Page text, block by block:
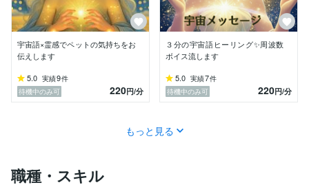
宇宙語×霊感でペットの気持ちをお
伝えします
5.0 実績9件
待機中のみ可
220円/分
３分の宇宙語ヒーリング✨周波数
ボイス流します
5.0 実績7件
待機中のみ可
220円/分
もっと見る
職種・スキル